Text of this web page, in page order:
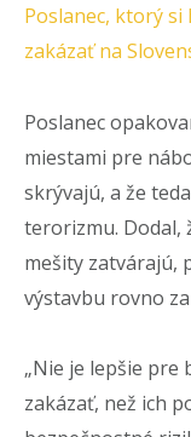
Poslanec, ktorý
zakázať na
Poslanec
miestami pre
skrývajú, a že
terorizmu. Dodal,
mešity zatvárajú,
výstavbu rovno
„Nie je lepšie pre
zakázať, než ich